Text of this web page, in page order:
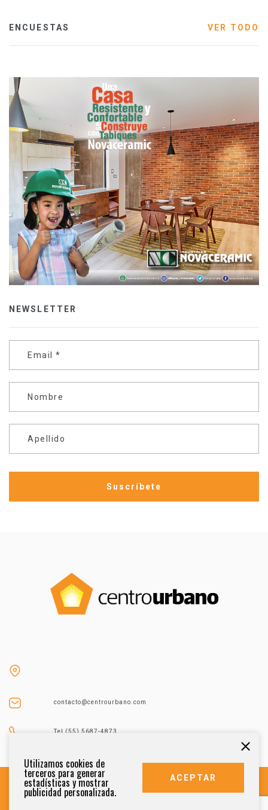
ENCUESTAS VER TODO
NEWSLETTER
Email *
Nombre
Apellido
contacto@centrourbano.com
Tel (55) 5687-4873
Utilizamos cookies de
terceros para generar
estadísticas y mostrar
publicidad personalizada.
ACEPTAR